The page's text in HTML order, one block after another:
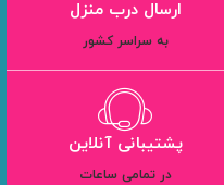
ارسال درب منزل
به سراسر کشور
پشتیبانی آنلاین
در تمامی ساعات